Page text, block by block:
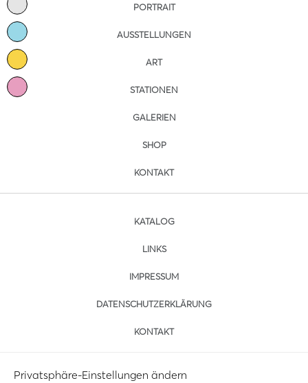
PORTRAIT
AUSSTELLUNGEN
ART
STATIONEN
GALERIEN
SHOP
KONTAKT
KATALOG
LINKS
IMPRESSUM
DATENSCHUTZERKLÄRUNG
KONTAKT
Privatsphäre-Einstellungen ändern